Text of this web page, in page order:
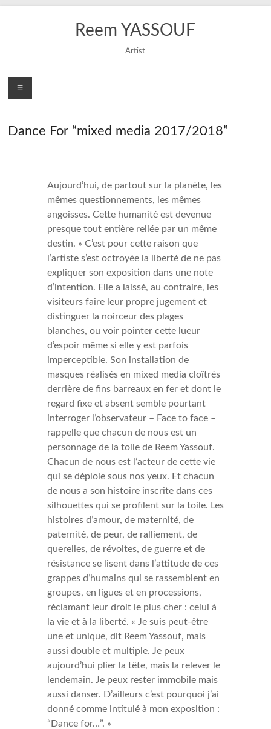
Reem YASSOUF
Artist
Menu
Dance For “mixed media 2017/2018”
Aujourd’hui, de partout sur la planète, les
mêmes questionnements, les mêmes
angoisses. Cette humanité est devenue
presque tout entière reliée par un même
destin. » C’est pour cette raison que
l’artiste s’est octroyée la liberté de ne pas
expliquer son exposition dans une note
d’intention. Elle a laissé, au contraire, les
visiteurs faire leur propre jugement et
distinguer la noirceur des plages
blanches, ou voir pointer cette lueur
d’espoir même si elle y est parfois
imperceptible. Son installation de
masques réalisés en mixed media cloîtrés
derrière de fins barreaux en fer et dont le
regard fixe et absent semble pourtant
interroger l’observateur – Face to face –
rappelle que chacun de nous est un
personnage de la toile de Reem Yassouf.
Chacun de nous est l’acteur de cette vie
qui se déploie sous nos yeux. Et chacun
de nous a son histoire inscrite dans ces
silhouettes qui se profilent sur la toile. Les
histoires d’amour, de maternité, de
paternité, de peur, de ralliement, de
querelles, de révoltes, de guerre et de
résistance se lisent dans l’attitude de ces
grappes d’humains qui se rassemblent en
groupes, en ligues et en processions,
réclamant leur droit le plus cher : celui à
la vie et à la liberté. « Je suis peut-être
une et unique, dit Reem Yassouf, mais
aussi double et multiple. Je peux
aujourd’hui plier la tête, mais la relever le
lendemain. Je peux rester immobile mais
aussi danser. D’ailleurs c’est pourquoi j’ai
donné comme intitulé à mon exposition :
“Dance for…”. »